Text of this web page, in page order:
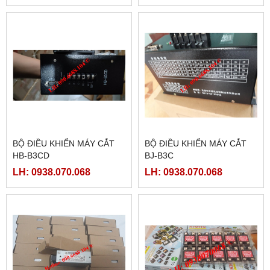
BỘ ĐIỀU KHIỂN MÁY CẮT
HB-B3CD
LH: 0938.070.068
BỘ ĐIỀU KHIỂN MÁY CẮT
BJ-B3C
LH: 0938.070.068